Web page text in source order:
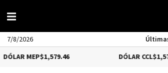
7/8/2026
$1,579.46 $1,575.53